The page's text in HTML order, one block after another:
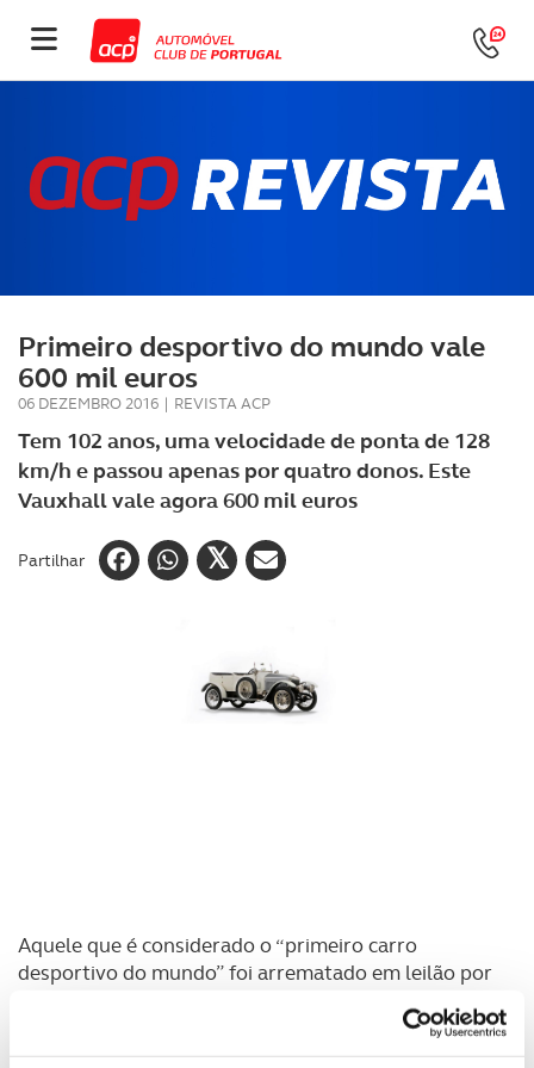
Primeiro desportivo do mundo vale
600 mil euros
06 DEZEMBRO 2016 | REVISTA ACP
Tem 102 anos, uma velocidade de ponta de 128
km/h e passou apenas por quatro donos. Este
Vauxhall vale agora 600 mil euros
Partilhar
Aquele que é considerado o “primeiro carro
desportivo do mundo” foi arrematado em leilão por
Bonhams, que assim conseguiu dar novo dono ao
Vauxhall ‘Prince Henry’ Torpedo, um automóvel